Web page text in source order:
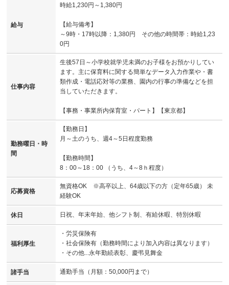
給与
時給1,230円～1,380円
【給与備考】
～9時・17時以降：1,380円 その他の時間帯：時給1,23
0円
仕事内容
生後57日～小学校就学児未満のお子様をお預かりしてい
ます。主に保育料に関する簡単なデータ入力作業や・書
類作成・電話応対等の業務、園内の行事の準備などを担
当していただきます。
【事務・事業所内保育室・パート】【東京都】
勤務曜日・時
間
【勤務日】
月～土のうち、週4～5日程度勤務
【勤務時間】
8：00～18：00 （うち、4～8ｈ程度）
応募資格
無資格OK ※高卒以上、64歳以下の方（定年65歳） 未
経験OK
休日 日祝、年末年始、他シフト制、有給休暇、特別休暇
福利厚生
・労災保険有
・社会保険有（勤務時間により加入内容は異なります）
・その他...永年勤続表彰、慶弔見舞金
諸手当 通勤手当（月額：50,000円まで）